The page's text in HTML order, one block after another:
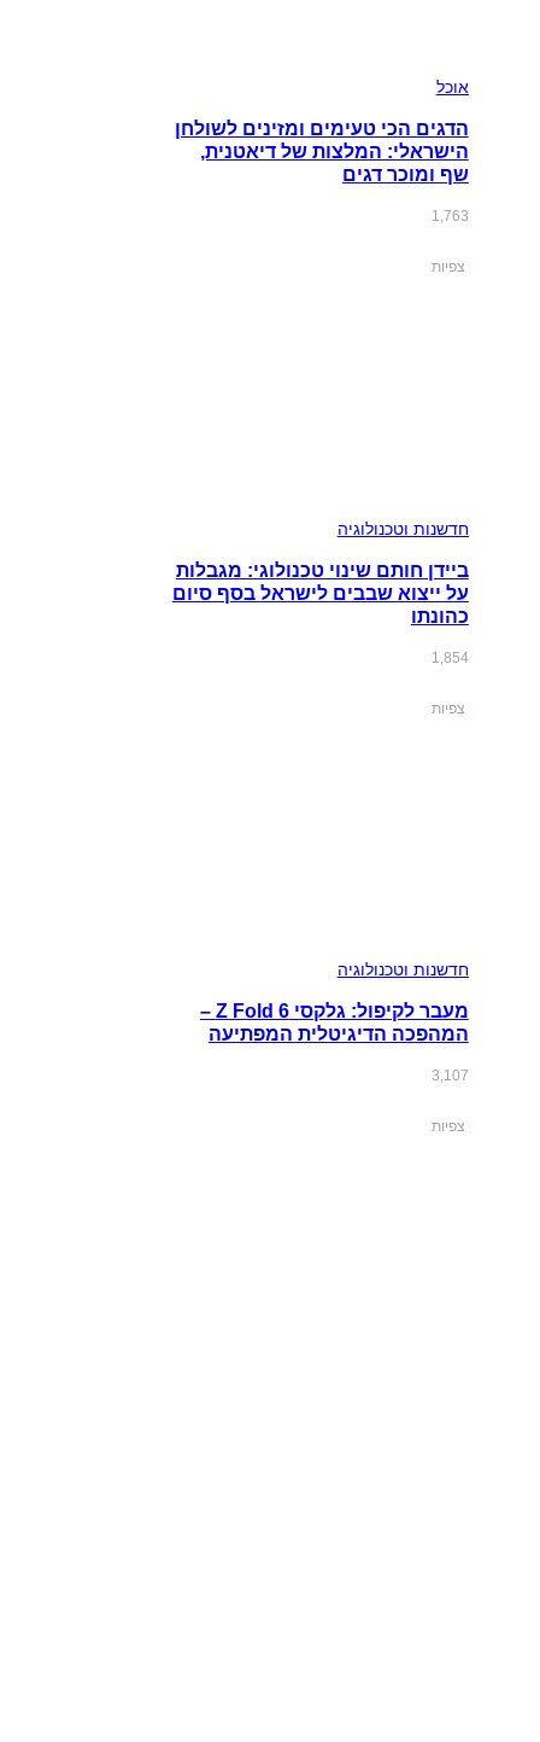
אוכל
הדגים הכי טעימים ומזינים לשולחן
הישראלי: המלצות של דיאטנית,
שף ומוכר דגים
1,763
צפיות
חדשנות וטכנולוגיה
ביידן חותם שינוי טכנולוגי: מגבלות
על ייצוא שבבים לישראל בסף סיום
כהונתו
1,854
צפיות
חדשנות וטכנולוגיה
מעבר לקיפול: גלקסי Z Fold 6 –
המהפכה הדיגיטלית המפתיעה
3,107
צפיות